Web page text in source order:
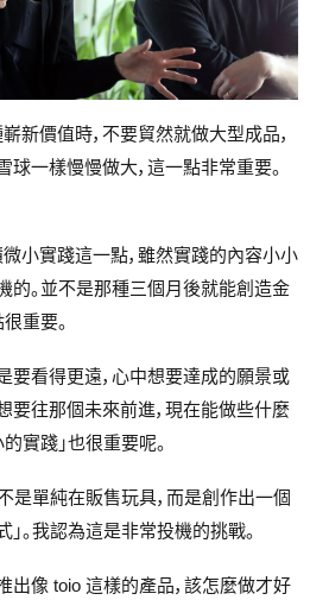
新價值時，不要貿然就做大型成品，
球一樣慢慢做大，這一點非常重要。
小實踐這一點，雖然實踐的內容小小
的。並不是那種三個月後就能創造金
重要。
要看得更遠，心中想要達成的願景或
要往那個未來前進，現在能做些什麼
實踐」也很重要呢。
是單純在販售玩具，而是創作出一個
。我認為這是非常投機的挑戰。
出像 toio 這樣的產品，該怎麼做才好